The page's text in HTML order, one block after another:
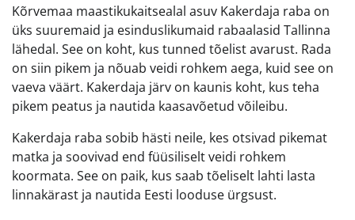
Kõrvemaa maastikukaitsealal asuv Kakerdaja raba on
üks suuremaid ja esinduslikumaid rabaalasid Tallinna
lähedal. See on koht, kus tunned tõelist avarust. Rada
on siin pikem ja nõuab veidi rohkem aega, kuid see on
vaeva väärt. Kakerdaja järv on kaunis koht, kus teha
pikem peatus ja nautida kaasavõetud võileibu.
Kakerdaja raba sobib hästi neile, kes otsivad pikemat
matka ja soovivad end füüsiliselt veidi rohkem
koormata. See on paik, kus saab tõeliselt lahti lasta
linnakärast ja nautida Eesti looduse ürgsust.